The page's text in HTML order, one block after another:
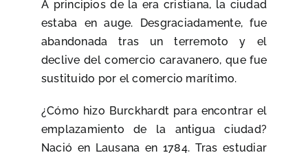
A principios de la era cristiana, la ciudad
estaba en auge. Desgraciadamente, fue
abandonada tras un terremoto y el
declive del comercio caravanero, que fue
sustituido por el comercio marítimo.
¿Cómo hizo Burckhardt para encontrar el
emplazamiento de la antigua ciudad?
Nació en Lausana en 1784. Tras estudiar